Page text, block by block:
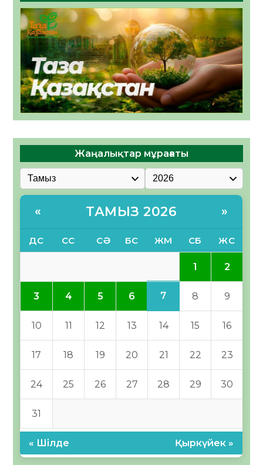
Жаңалықтар мұрағаты
« ТАМЫЗ 2026 »
ДС СС СӘ БС ЖМ СБ ЖС
1 2
3 4 5 6 7 8 9
10 11 12 13 14 15 16
17 18 19 20 21 22 23
24 25 26 27 28 29 30
31
« Шілде Қыркүйек »